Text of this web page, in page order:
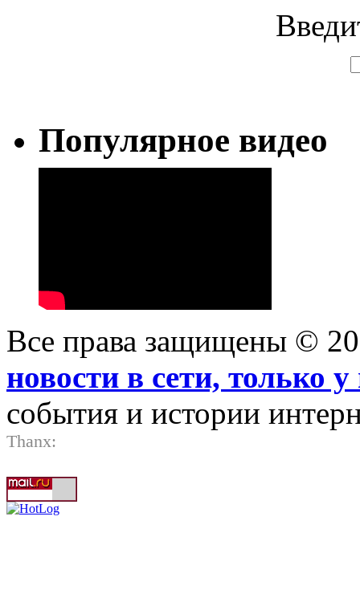
Популярное видео
Все права защищены ©
новости в сети, только у
события и истории
Thanx: